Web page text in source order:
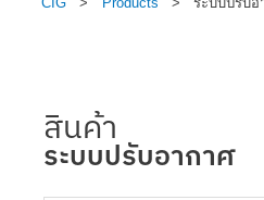
สินค้า
ระบบปรับอากาศ